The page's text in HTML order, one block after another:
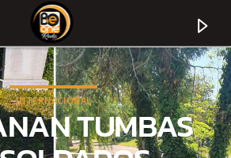
INTERNACIONAL
TUMBAS